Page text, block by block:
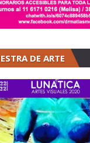
DE ARTE